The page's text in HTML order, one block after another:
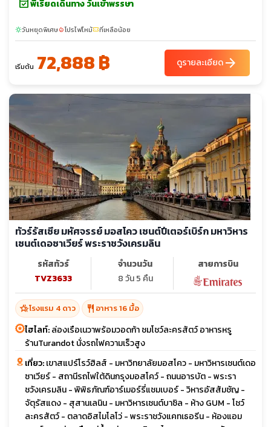
event_availableพีเรียดเดินทาง วันเข้าพรรษา
sunnyวันหยุดพิเศษlocal_fire_departmentโปรไฟไหม้confirmation_numberที่เหลือน้อย
เริ่มต้น 72,888 ฿ ดูรายละเอียดarrow_forward
ทัวร์รัสเซีย มหัศจรรย์ มอสโคว เซนต์ปีเตอร์เบิร์ก มหาวิหาร
เซนต์เดอซาเวียร์ พระราชวังเครมลิน
รหัสทัวร์
TVZ3633
จำนวนวัน
8 วัน 5 คืน
สายการบิน
hotel_classโรงแรม 4 ดาว restaurant อาหาร 16 มื้อ
ไฮไลท์:ล่องเรือเนวาพร้อมวอดก้า ชมโชว์ละครสัตว์ อาหารหรู
ร้านTurandot นั่งรถไฟความเร็วสูง
เที่ยว:เขาสแปร์โรว์ฮิลส์ - มหาวิทยาลัยมอสโคว - มหาวิหารเซนต์เดอ
ซาเวียร์ - สถานีรถไฟใต้ดินกรุงมอสโคว์ - ถนนอารบัต - พระรา
ชวังเครมลิน - พิพิธภัณฑ์อาร์เมอร์รี่แชมเบอร์ - วิหารอัสสัมชัญ -
จัตุรัสแดง - สุสานเลนิน - มหาวิหารเซนต์บาซิล - ห้าง GUM - โชว์
ละครสัตว์ - ตลาดอิสไมโลโว่ - พระราชวังแคทเธอรีน - ห้องแอม